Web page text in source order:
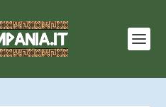
dei cookie.
Ulteriori
OK